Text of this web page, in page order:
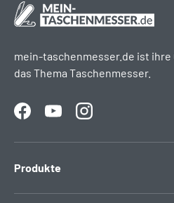
mein-taschenmesser.de ist
das Thema Taschenmesser.
FacebookYouTubeInstagram
Produkte